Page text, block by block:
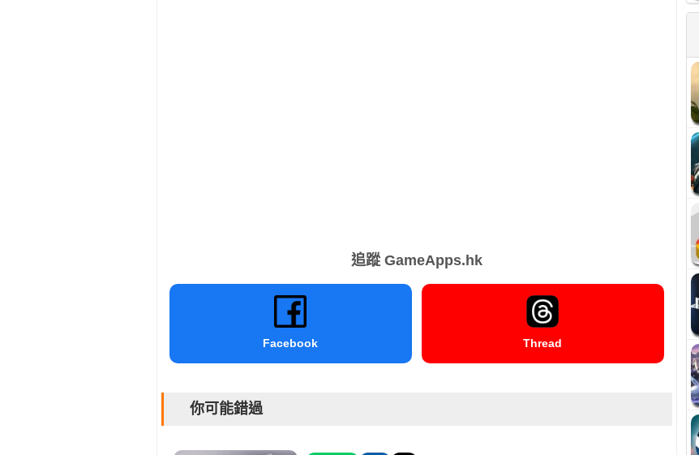
追蹤 GameApps.hk
Facebook Thread
你可能錯過